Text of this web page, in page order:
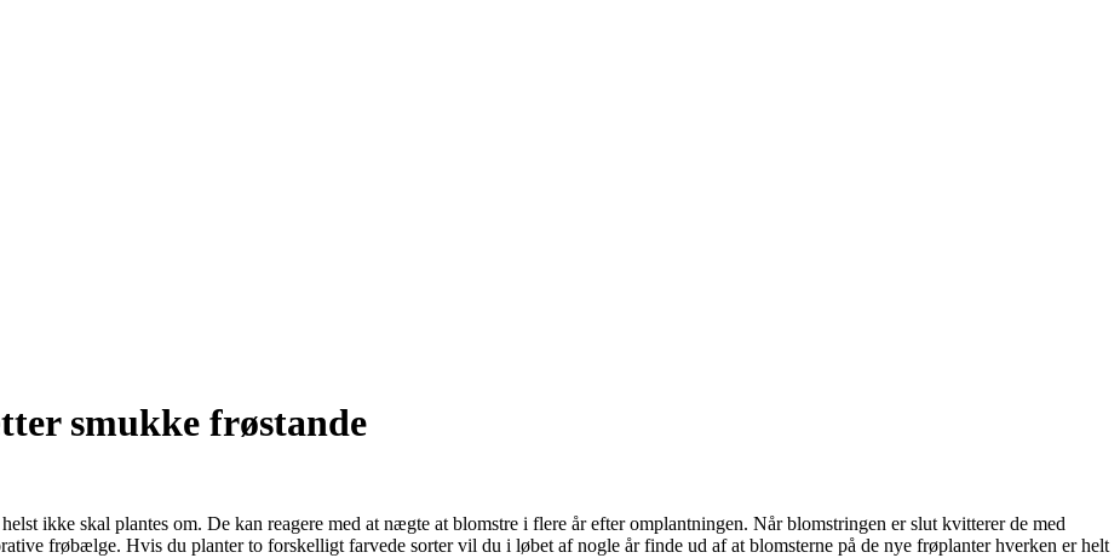
smukke frøstande
ikke skal plantes om. De kan reagere med at nægte at blomstre i flere år efter omplantningen. Når blomstringen er slut kvitterer de med
frøbælge. Hvis du planter to forskelligt farvede sorter vil du i løbet af nogle år finde ud af at blomsterne på de nye frøplanter hverken er helt